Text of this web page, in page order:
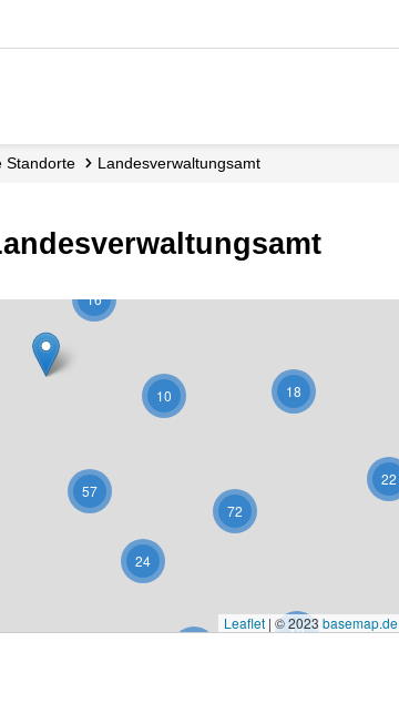
Standorte Landesverwaltungsamt
10
16
22
18
12
57
72
24
Leaflet | © 2023 basemap.de